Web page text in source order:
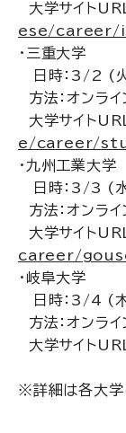
大学サイトURL
ese/career/
・三重大学
日時：3/2 (
方法：オンライ
大学サイトURL
e/career/
・九州工業大
日時：3/3 (
方法：オンライ
大学サイトURL
career/
・岐阜大学
日時：3/4 (
方法：オンライ
大学サイトURL
※詳細は各大学